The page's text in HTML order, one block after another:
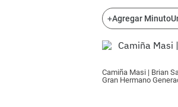
+Agregar
Camiña Masi | Brian
Gran Hermano